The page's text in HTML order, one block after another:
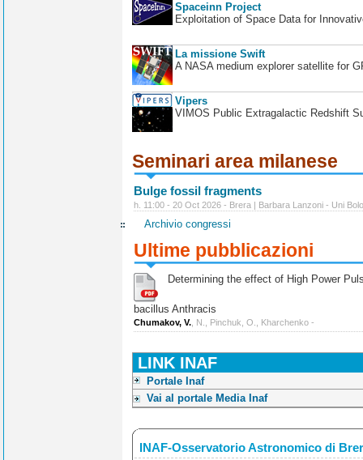
Spaceinn Project
Exploitation of Space Data for
La missione Swift
A NASA medium explorer satellite for
Vipers
VIMOS Public Extragalactic Redshift
Seminari area milanese
Bulge fossil fragments
h. 11:00 - 20 Oct 2026 - Brera | Barbara Lanzoni - Uni
Archivio congressi
Ultime pubblicazioni
Determining the effect of High Power
bacillus Anthracis
Chumakov, V. , N., Pinchuk, O., Kharchenko -
LINK INAF
Portale Inaf
Vai al portale Media Inaf
INAF-Osservatorio Astronomico di